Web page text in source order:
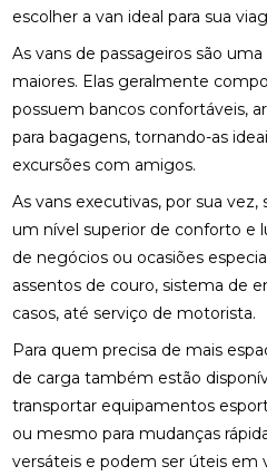
escolher a van ideal para sua
As vans de passageiros são
maiores. Elas geralmente
possuem bancos confortáveis,
para bagagens, tornando-as
excursões com amigos.
As vans executivas, por sua
um nível superior de conforto e
de negócios ou ocasiões
assentos de couro, sistema de
casos, até serviço de motorista.
Para quem precisa de mais
de carga também estão
transportar equipamentos
ou mesmo para mudanças
versáteis e podem ser úteis em